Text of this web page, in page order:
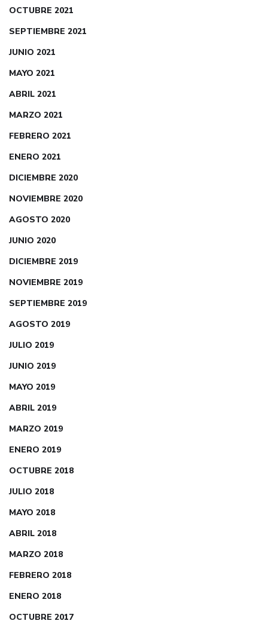
OCTUBRE 2021
SEPTIEMBRE 2021
JUNIO 2021
MAYO 2021
ABRIL 2021
MARZO 2021
FEBRERO 2021
ENERO 2021
DICIEMBRE 2020
NOVIEMBRE 2020
AGOSTO 2020
JUNIO 2020
DICIEMBRE 2019
NOVIEMBRE 2019
SEPTIEMBRE 2019
AGOSTO 2019
JULIO 2019
JUNIO 2019
MAYO 2019
ABRIL 2019
MARZO 2019
ENERO 2019
OCTUBRE 2018
JULIO 2018
MAYO 2018
ABRIL 2018
MARZO 2018
FEBRERO 2018
ENERO 2018
OCTUBRE 2017